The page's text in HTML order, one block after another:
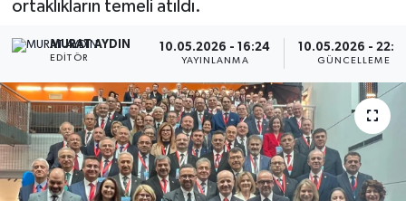
ortaklıkların temeli atıldı.
MURAT AYDIN
EDITÖR
10.05.2026 - 16:24
YAYINLANMA
10.05.2026 -
GÜNCELLEME